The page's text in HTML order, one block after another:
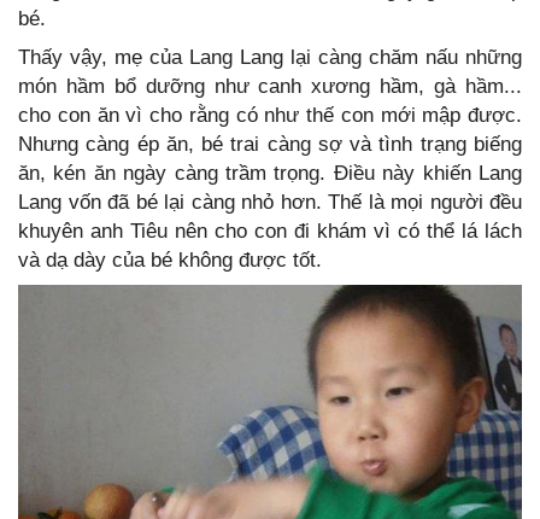
bé.
Thấy vậy, mẹ của Lang Lang lại càng chăm nấu những
món hầm bổ dưỡng như canh xương hầm, gà hầm...
cho con ăn vì cho rằng có như thế con mới mập được.
Nhưng càng ép ăn, bé trai càng sợ và tình trạng biếng
ăn, kén ăn ngày càng trầm trọng. Điều này khiến Lang
Lang vốn đã bé lại càng nhỏ hơn. Thế là mọi người đều
khuyên anh Tiêu nên cho con đi khám vì có thể lá lách
và dạ dày của bé không được tốt.